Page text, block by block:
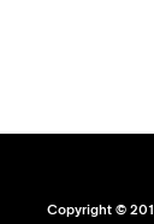
Copyright ©